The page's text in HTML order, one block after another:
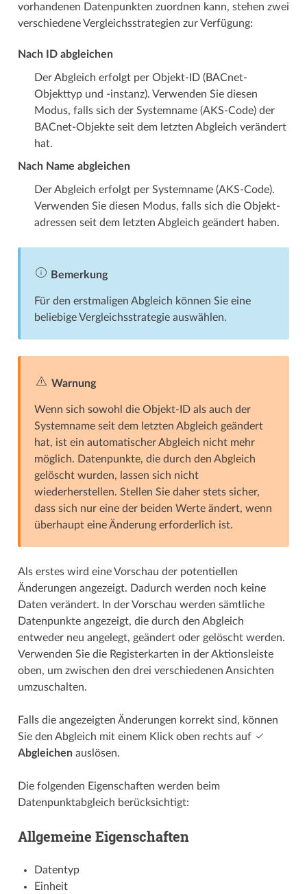
vorhandenen Datenpunkten zuordnen kann, stehen zwei
verschiedene Vergleichs­­strategien zur Verfügung:
Nach ID abgleichen
Der Abgleich erfolgt per Objekt-ID (BACnet-
Objekttyp und -instanz). Verwenden Sie diesen
Modus, falls sich der Systemname (AKS-Code) der
BACnet-Objekte seit dem letzten Abgleich verändert
hat.
Nach Name abgleichen
Der Abgleich erfolgt per Systemname (AKS-Code).
Verwenden Sie diesen Modus, falls sich die Objekt­­
adressen seit dem letzten Abgleich geändert haben.
Bemerkung
Für den erstmaligen Abgleich können Sie eine
beliebige Vergleichsstrategie auswählen.
Warnung
Wenn sich sowohl die Objekt-ID als auch der
Systemname seit dem letzten Abgleich geändert
hat, ist ein automatischer Abgleich nicht mehr
möglich. Datenpunkte, die durch den Abgleich
gelöscht wurden, lassen sich nicht
wiederherstellen. Stellen Sie daher stets sicher,
dass sich nur eine der beiden Werte ändert, wenn
überhaupt eine Änderung erforderlich ist.
Als erstes wird eine Vorschau der potentiellen
Änderungen angezeigt. Dadurch werden noch keine
Daten verändert. In der Vorschau werden sämtliche
Datenpunkte angezeigt, die durch den Abgleich
entweder neu angelegt, geändert oder gelöscht werden.
Verwenden Sie die Registerkarten in der Aktionsleiste
oben, um zwischen den drei verschiedenen Ansichten
umzuschalten.
Falls die angezeigten Änderungen korrekt sind, können
Sie den Abgleich mit einem Klick oben rechts auf
Abgleichenauslösen.
Die folgenden Eigenschaften werden beim
Datenpunktabgleich berücksichtigt:
Allgemeine Eigenschaften
Datentyp
Einheit